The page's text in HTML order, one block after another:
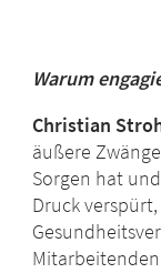
Warum
Christian
äußere
Sorgen hat
Druck